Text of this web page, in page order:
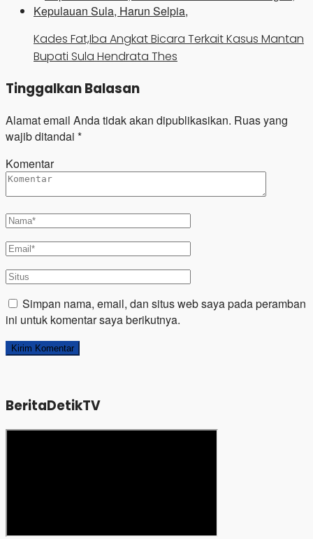
Kades Fat,Iba Angkat Bicara Terkait Kasus Mantan
Bupati Sula Hendrata Thes
Tinggalkan Balasan
Alamat email Anda tidak akan dipublikasikan. Ruas yang
wajib ditandai *
Komentar
Simpan nama, email, dan situs web saya pada peramban
ini untuk komentar saya berikutnya.
BeritaDetikTV